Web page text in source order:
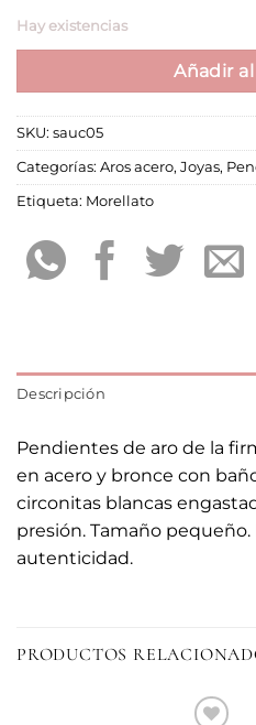
Hay existencias
Añadir
SKU: sauc05
Categorías: Aros acero, Joyas,
Etiqueta: Morellato
Descripción
Pendientes de aro de la
en acero y bronce con
circonitas blancas
presión. Tamaño
autenticidad.
PRODUCTOS